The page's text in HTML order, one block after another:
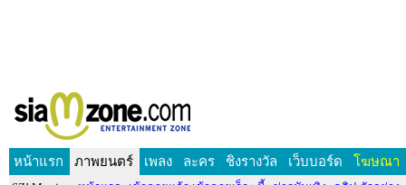
หน้าแรก ภาพยนตร์ เพลง ละคร ชิงรางวัล เว็บบอร์ด โฆษณา